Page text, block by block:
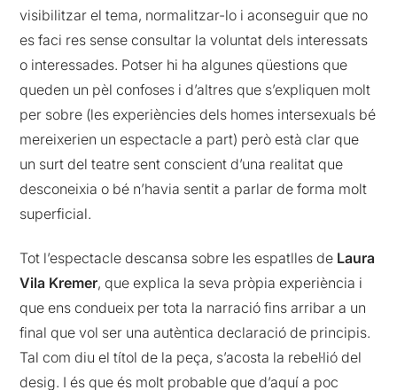
visibilitzar el tema, normalitzar-lo i aconseguir que no
es faci res sense consultar la voluntat dels interessats
o interessades. Potser hi ha algunes qüestions que
queden un pèl confoses i d’altres que s’expliquen molt
per sobre (les experiències dels homes intersexuals bé
mereixerien un espectacle a part) però està clar que
un surt del teatre sent conscient d’una realitat que
desconeixia o bé n’havia sentit a parlar de forma molt
superficial.
Tot l’espectacle descansa sobre les espatlles de Laura
Vila Kremer, que explica la seva pròpia experiència i
que ens condueix per tota la narració fins arribar a un
final que vol ser una autèntica declaració de principis.
Tal com diu el títol de la peça, s’acosta la rebel·lió del
desig. I és que és molt probable que d’aquí a poc